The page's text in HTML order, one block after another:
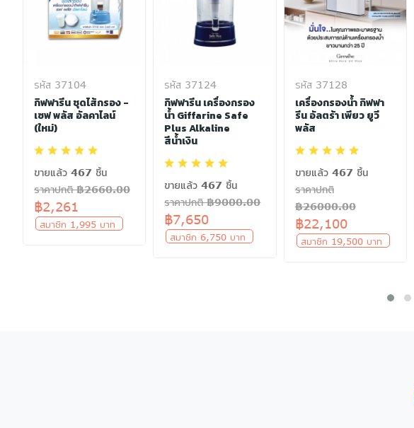
รหัส 37104
กิฟฟารีน ชุดไส้กรอง -
เซฟ พลัส อัลคาไลน์
(ใหม่)
ขายแล้ว 467 ชิ้น
ราคาปกติ ฿2660.00
฿2,261
สมาชิก 1,995 บาท
รหัส 37124
กิฟฟารีน เครื่องกรอง
น้ำ Giffarine Safe
Plus Alkaline
สีน้ำเงิน
ขายแล้ว 467 ชิ้น
ราคาปกติ ฿9000.00
฿7,650
สมาชิก 6,750 บาท
รหัส 37128
เครื่องกรองน้ำ กิฟฟา
รีน อัลตร้า เพียว ยูวี
พลัส
ขายแล้ว 467 ชิ้น
ราคาปกติ
฿26000.00
฿22,100
สมาชิก 19,500 บาท